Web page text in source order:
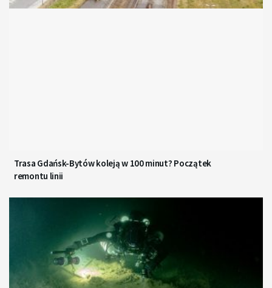
Trasa Gdańsk-Bytów koleją w 100 minut? Początek
remontu linii